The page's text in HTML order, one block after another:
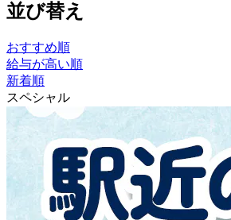
並び替え
おすすめ順
給与が高い順
新着順
スペシャル